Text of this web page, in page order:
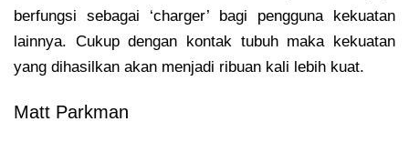
berfungsi sebagai ‘charger’ bagi pengguna kekuatan
lainnya. Cukup dengan kontak tubuh maka kekuatan
yang dihasilkan akan menjadi ribuan kali lebih kuat.
Matt Parkman